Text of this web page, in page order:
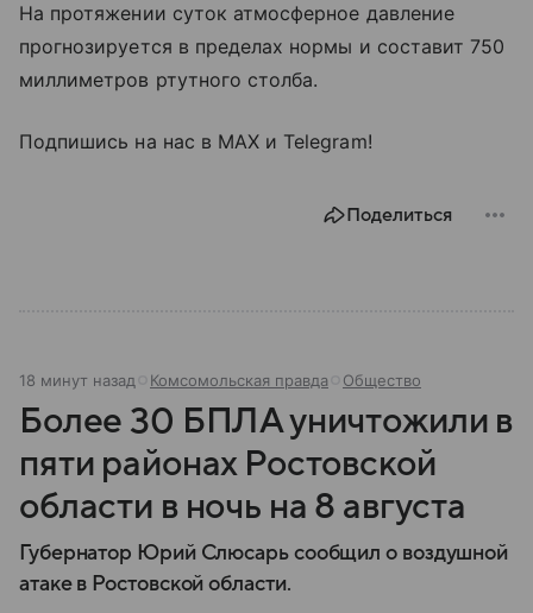
На протяжении суток атмосферное давление
прогнозируется в пределах нормы и составит 750
миллиметров ртутного столба.
Подпишись на нас в МАХ и Telegram!
Поделиться
18 минут назад Комсомольская правда Общество
Более 30 БПЛА уничтожили в
пяти районах Ростовской
области в ночь на 8 августа
Губернатор Юрий Слюсарь сообщил о воздушной
атаке в Ростовской области.